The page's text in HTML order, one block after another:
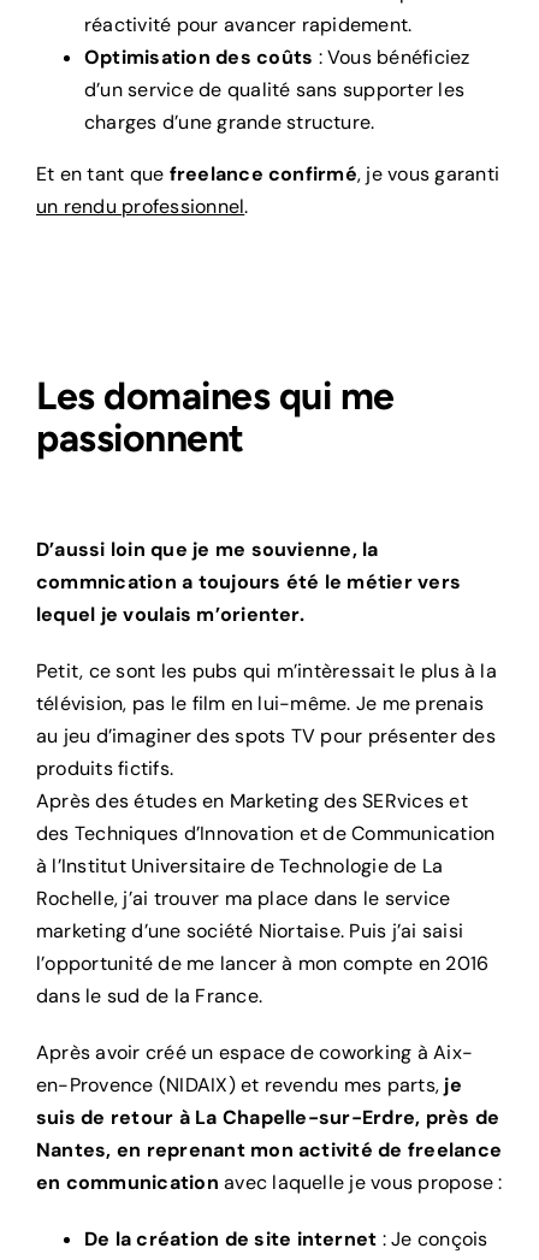
réactivité pour avancer rapidement.
Optimisation des coûts : Vous bénéficiez
d’un service de qualité sans supporter les
charges d’une grande structure.
Et en tant que freelance confirmé, je vous garanti
un rendu professionnel.
Les domaines qui me
passionnent
D’aussi loin que je me souvienne, la
commnication a toujours été le métier vers
lequel je voulais m’orienter.
Petit, ce sont les pubs qui m’intèressait le plus à la
télévision, pas le film en lui-même. Je me prenais
au jeu d’imaginer des spots TV pour présenter des
produits fictifs.
Après des études en Marketing des SERvices et
des Techniques d’Innovation et de Communication
à l’Institut Universitaire de Technologie de La
Rochelle, j’ai trouver ma place dans le service
marketing d’une société Niortaise. Puis j’ai saisi
l’opportunité de me lancer à mon compte en 2016
dans le sud de la France.
Après avoir créé un espace de coworking à Aix-
en-Provence (NIDAIX) et revendu mes parts, je
suis de retour à La Chapelle-sur-Erdre, près de
Nantes, en reprenant mon activité de freelance
en communication avec laquelle je vous propose :
De la création de site internet : Je conçois